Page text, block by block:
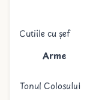
Cutiile cu șef
Arme
Tonul Colosului